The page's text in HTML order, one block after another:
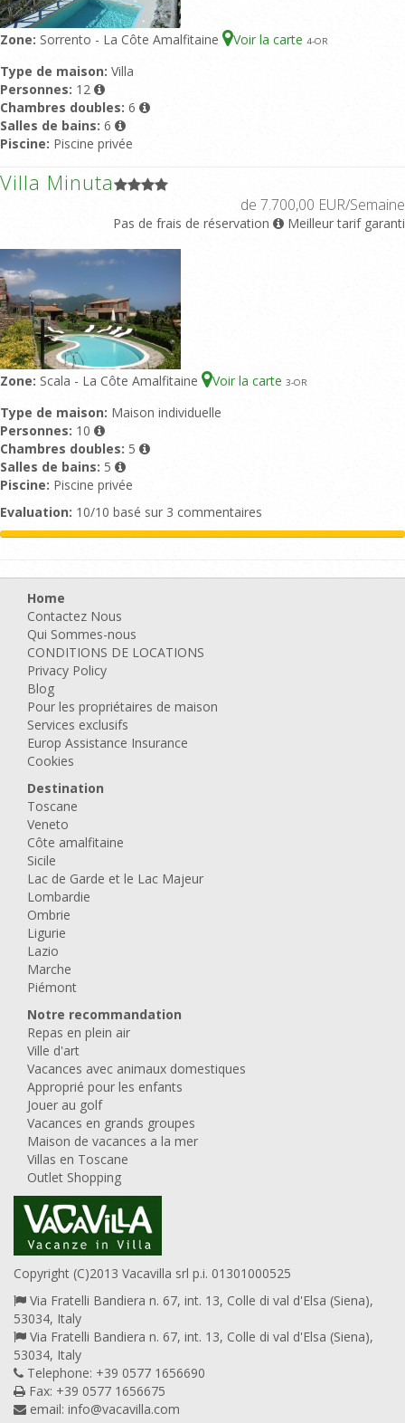
Zone: Sorrento - La Côte Amalfitaine Voir la carte 4-OR
Type de maison: Villa
Personnes: 12
Chambres doubles: 6
Salles de bains: 6
Piscine: Piscine privée
Villa Minuta
de 7.700,00 EUR/Semaine
Pas de frais de réservation Meilleur tarif garanti
Zone: Scala - La Côte Amalfitaine Voir la carte 3-OR
Type de maison: Maison individuelle
Personnes: 10
Chambres doubles: 5
Salles de bains: 5
Piscine: Piscine privée
Evaluation: 10/10 basé sur 3 commentaires
Home
Contactez Nous
Qui Sommes-nous
CONDITIONS DE LOCATIONS
Privacy Policy
Blog
Pour les propriétaires de maison
Services exclusifs
Europ Assistance Insurance
Cookies
Destination
Toscane
Veneto
Côte amalfitaine
Sicile
Lac de Garde et le Lac Majeur
Lombardie
Ombrie
Ligurie
Lazio
Marche
Piémont
Notre recommandation
Repas en plein air
Ville d'art
Vacances avec animaux domestiques
Approprié pour les enfants
Jouer au golf
Vacances en grands groupes
Maison de vacances a la mer
Villas en Toscane
Outlet Shopping
Copyright (C)2013 Vacavilla srl p.i. 01301000525
Via Fratelli Bandiera n. 67, int. 13, Colle di val d'Elsa (Siena),
53034, Italy
Via Fratelli Bandiera n. 67, int. 13, Colle di val d'Elsa (Siena),
53034, Italy
Telephone: +39 0577 1656690
Fax: +39 0577 1656675
email: info@vacavilla.com